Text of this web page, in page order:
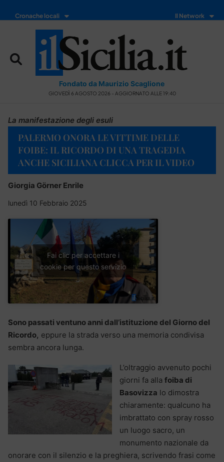
Cronache locali Il Network
Fondato da Maurizio Scaglione
GIOVEDÌ 6 AGOSTO 2026 - AGGIORNATO ALLE 19:40
La manifestazione degli esuli
PALERMO ONORA LE VITTIME DELLE
FOIBE: IL RICORDO DI UNA TRAGEDIA
ANCHE SICILIANA CLICCA PER IL VIDEO
Giorgia Görner Enrile
lunedì 10 Febbraio 2025
Fai clic per accettare i
cookie per questo servizio
Sono passati ventuno anni dall’istituzione del Giorno del
Ricordo, eppure la strada verso una memoria condivisa
sembra ancora lunga.
L’oltraggio avvenuto pochi
giorni fa alla foiba di
Basovizza lo dimostra
chiaramente: qualcuno ha
imbrattato con spray rosso
un luogo sacro, un
monumento nazionale da
onorare con il silenzio e la preghiera, scrivendo frasi come